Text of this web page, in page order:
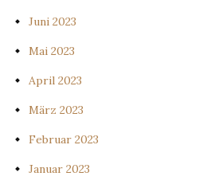
Juni 2023
Mai 2023
April 2023
März 2023
Februar 2023
Januar 2023